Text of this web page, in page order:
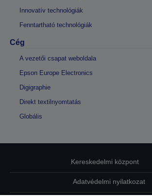
Innovatív technológiák
Fenntartható technológiák
Cég
A vezetői csapat weboldala
Epson Europe Electronics
Digigraphie
Direkt textilnyomtatás
Globális
Kereskedelmi központ
Adatvédelmi nyilatkozat